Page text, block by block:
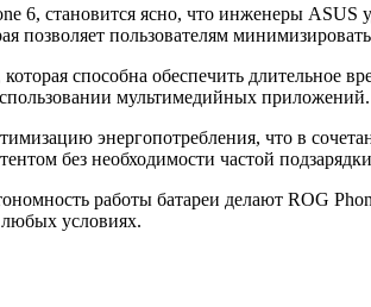
6, становится ясно, что инженеры
позволяет пользователям
способна обеспечить длительное
мультимедийных приложений.
энергопотребления, что в
без необходимости частой
работы батареи делают ROG
любых условиях.